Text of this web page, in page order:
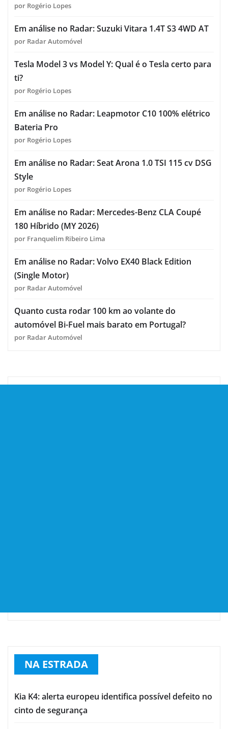
por Rogério Lopes
Em análise no Radar: Suzuki Vitara 1.4T S3 4WD AT
por Radar Automóvel
Tesla Model 3 vs Model Y: Qual é o Tesla certo para
ti?
por Rogério Lopes
Em análise no Radar: Leapmotor C10 100% elétrico
Bateria Pro
por Rogério Lopes
Em análise no Radar: Seat Arona 1.0 TSI 115 cv DSG
Style
por Rogério Lopes
Em análise no Radar: Mercedes-Benz CLA Coupé
180 Híbrido (MY 2026)
por Franquelim Ribeiro Lima
Em análise no Radar: Volvo EX40 Black Edition
(Single Motor)
por Radar Automóvel
Quanto custa rodar 100 km ao volante do
automóvel Bi-Fuel mais barato em Portugal?
por Radar Automóvel
NA ESTRADA
Kia K4: alerta europeu identifica possível defeito no
cinto de segurança